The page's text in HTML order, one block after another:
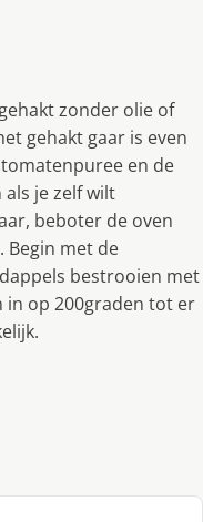
zonder olie of
gehakt gaar is even
en de
je zelf wilt
beboter de oven
Begin met de
bestrooien met
in op 200graden tot er